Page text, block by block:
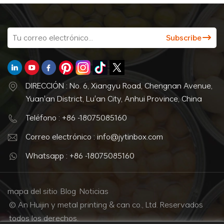
DIRECCIÓN : No. 6, Xiangyu Road, Chengnan Avenue,
Yuan'an District, Lu'an City, Anhui Province, China
Teléfono : +86 -18075085160
Correo electrónico : info@jytinbox.com
Whatsapp : +86 -18075085160
mapa del sitio Blog Noticias
© An Huijin y metal printing & can co., Ltd. Reservados
todos los derechos.